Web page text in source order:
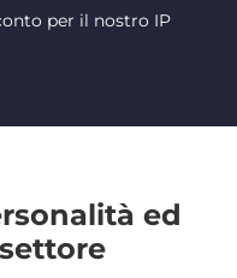
per il nostro IP
ed